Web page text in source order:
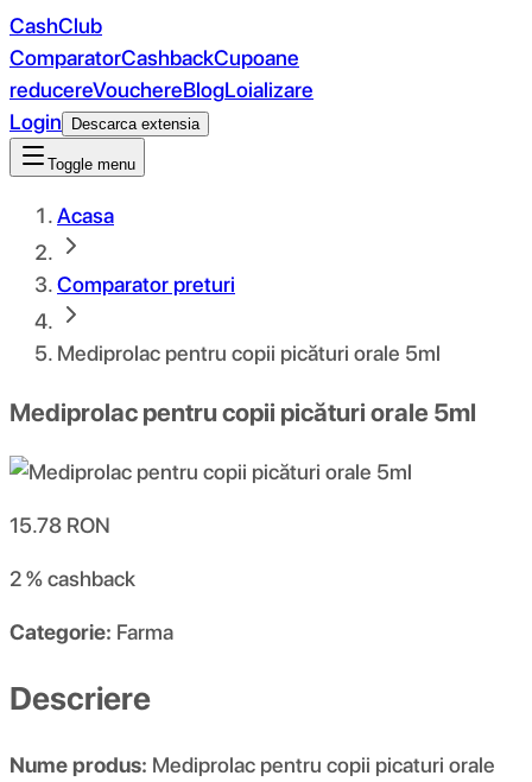
CashClub
ComparatorCashbackCupoane
reducereVouchereBlogLoializare
Login
Descarca extensia
Toggle menu
Acasa
Comparator preturi
Mediprolac pentru copii picături orale 5ml
Mediprolac pentru copii picături orale 5ml
15.78 RON
2 %cashback
Categorie: Farma
Descriere
Nume produs: Mediprolac pentru copii picaturi orale